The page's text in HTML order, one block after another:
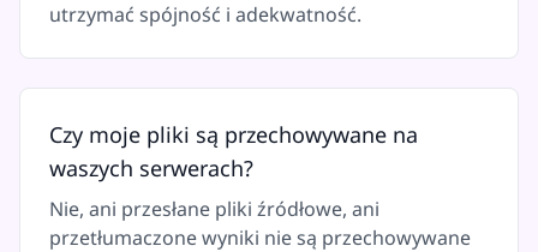
utrzymać spójność i adekwatność.
Czy moje pliki są przechowywane na
waszych serwerach?
Nie, ani przesłane pliki źródłowe, ani
przetłumaczone wyniki nie są przechowywane